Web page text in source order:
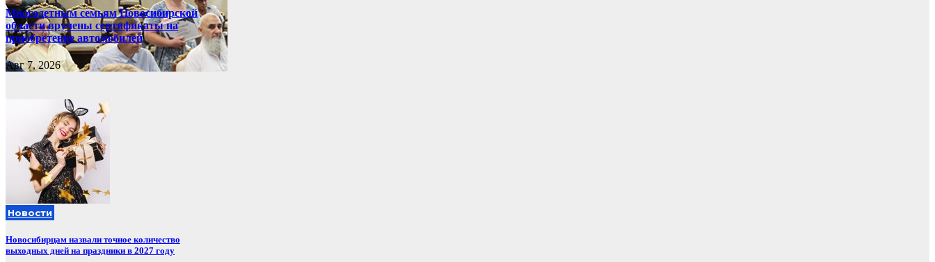
Многодетным семьям Новосибирской
области вручены сертификаты на
приобретение автомобилей
Авг 7, 2026
Новости
Новосибирцам назвали точное количество
выходных дней на праздники в 2027 году